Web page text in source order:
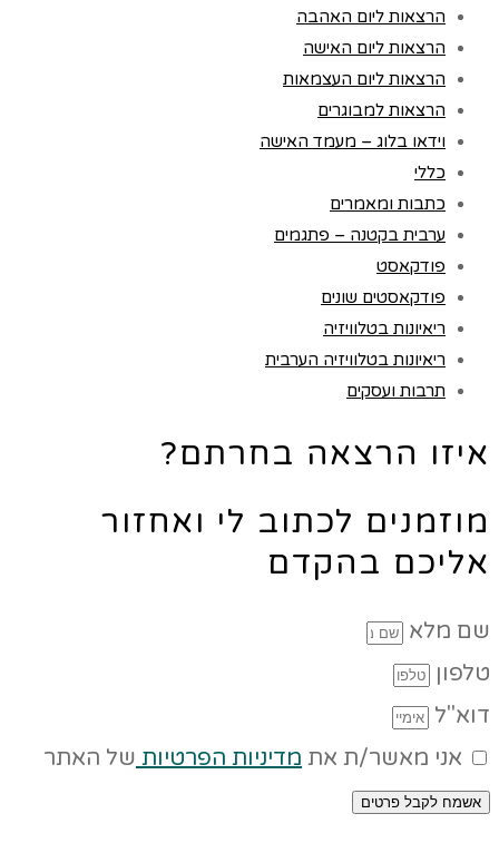
הרצאות ליום האהבה
הרצאות ליום האישה
הרצאות ליום העצמאות
הרצאות למבוגרים
וידאו בלוג – מעמד האישה
כללי
כתבות ומאמרים
ערבית בקטנה – פתגמים
פודקאסט
פודקאסטים שונים
ריאיונות בטלוויזיה
ריאיונות בטלוויזיה הערבית
תרבות ועסקים
איזו הרצאה בחרתם?
מוזמנים לכתוב לי ואחזור
אליכם בהקדם
שם מלא
טלפון
דוא"ל
אני מאשר/ת את מדיניות הפרטיות של האתר
אשמח לקבל פרטים